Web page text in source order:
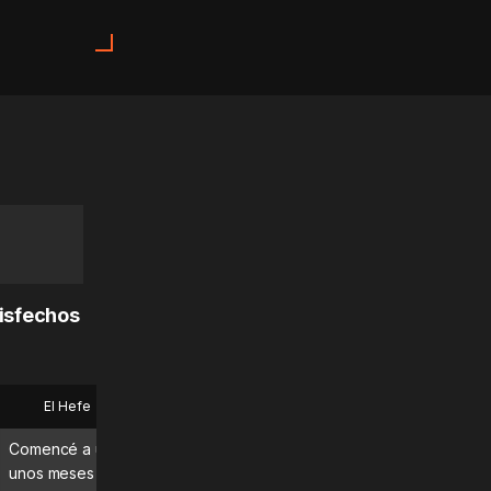
El Hefe
Comencé a usar MadMuscles hace
unos meses y estoy disfrutando